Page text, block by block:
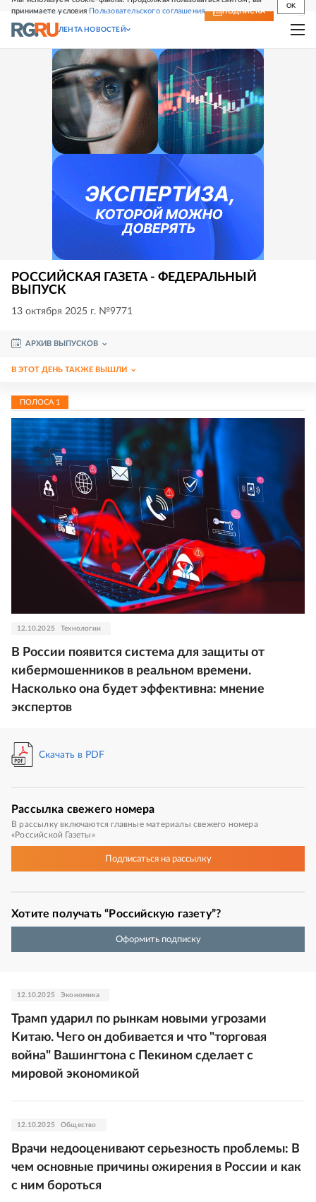
принимаете условия Пользовательского соглашения
OK
СВЕЖИЙ НОМЕР ПОДПИСКА
ЛЕНТА НОВОСТЕЙ
РОССИЙСКАЯ ГАЗЕТА - ФЕДЕРАЛЬНЫЙ
ВЫПУСК
13 октября 2025 г. №9771
АРХИВ ВЫПУСКОВ
В ЭТОТ ДЕНЬ ТАКЖЕ ВЫШЛИ
ПОЛОСА 1
12.10.2025 Технологии
В России появится система для защиты от
кибермошенников в реальном времени.
Насколько она будет эффективна: мнение
экспертов
Скачать в PDF
Рассылка свежего номера
В рассылку включаются главные материалы свежего номера
«Российской Газеты»
Подписатьсяна рассылку
Хотите получать “Российскую газету”?
Оформить подписку
12.10.2025 Экономика
Трамп ударил по рынкам новыми угрозами
Китаю. Чего он добивается и что "торговая
война" Вашингтона с Пекином сделает с
мировой экономикой
12.10.2025 Общество
Врачи недооценивают серьезность проблемы: В
чем основные причины ожирения в России и как
с ним бороться